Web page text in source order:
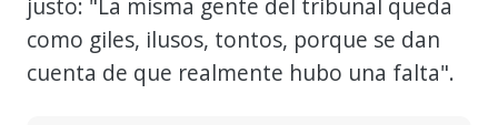
como giles, ilusos, tontos, porque se dan
cuenta de que realmente hubo una falta".